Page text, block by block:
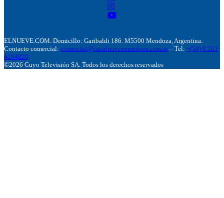
ELNUEVE.COM. Domicillo: Garibaldi 186. M5500 Mendoza, Argentina.
Contacto comercial: comercial@canalnuevemendoza.com.ar – Tel: +(54) 9 261
4204020
©2026 Cuyo Televisión SA. Todos los derechos reservados